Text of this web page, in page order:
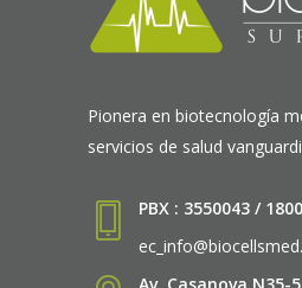
Pionera en biotecnología
servicios de salud
PBX : 3550043 /